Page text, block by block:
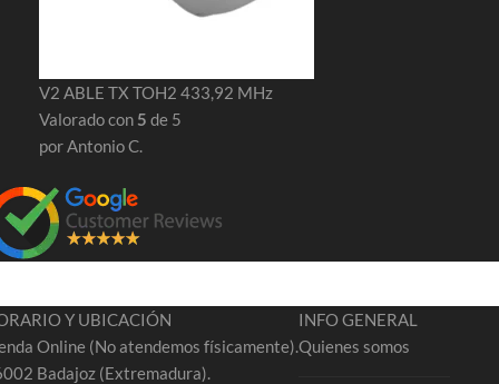
V2 ABLE TX TOH2 433,92 MHz
Valorado con 5 de 5
por Antonio C.
Y UBICACIÓN
Online (No atendemos físicamente).
Badajoz (Extremadura).
INFO GENERAL
Quienes somos